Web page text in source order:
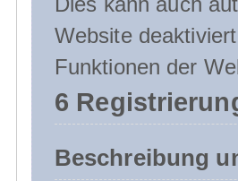
Website
Funktionen der
6
Beschreibung